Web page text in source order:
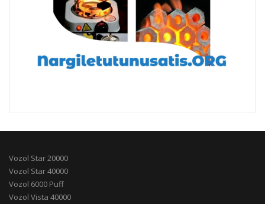
Vozol Star 20000
Vozol Star 40000
Vozol 6000 Puff
Vozol Vista 40000